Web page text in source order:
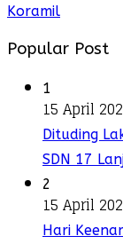
Koramil
Popular Post
1
15 April
Dituding
SDN 17
2
15 April
Hari